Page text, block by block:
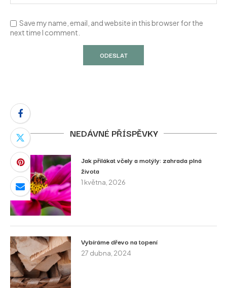
Save my name, email, and website in this browser for the
next time I comment.
NEDÁVNÉ PŘÍSPĚVKY
Jak přilákat včely a motýly: zahrada plná
života
1 května, 2026
Vybíráme dřevo na topení
27 dubna, 2024